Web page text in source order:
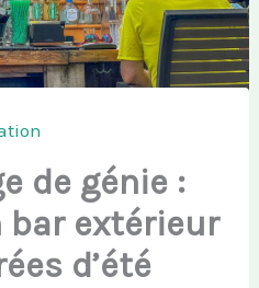
de génie :
extérieur
d’été